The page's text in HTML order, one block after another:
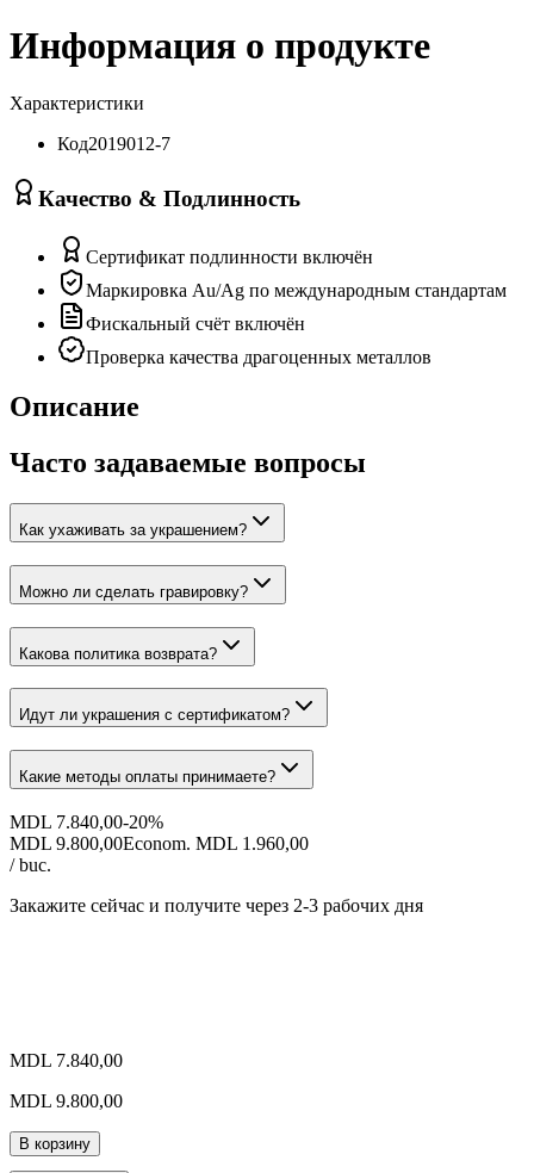
Информация о продукте
Характеристики
Код2019012-7
Качество & Подлинность
Сертификат подлинности включён
Маркировка Au/Ag по международным стандартам
Фискальный счёт включён
Проверка качества драгоценных металлов
Описание
Часто задаваемые вопросы
Как ухаживать за украшением?
Можно ли сделать гравировку?
Какова политика возврата?
Идут ли украшения с сертификатом?
Какие методы оплаты принимаете?
MDL 7.840,00-20%
MDL 9.800,00Econom. MDL 1.960,00
/ buc.
Закажите сейчас и получите через 2-3 рабочих дня
MDL 7.840,00
MDL 9.800,00
В корзину